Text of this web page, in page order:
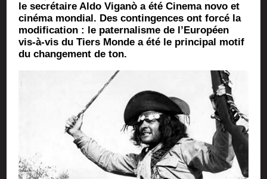
le secré­taire Aldo Viganò a été Cine­ma novo et
ciné­ma mon­dial. Des contin­gences ont for­cé la
modi­fi­ca­tion : le pater­na­lisme de l’Européen
vis-à-vis du Tiers Monde a été le prin­ci­pal motif
du chan­ge­ment de ton.